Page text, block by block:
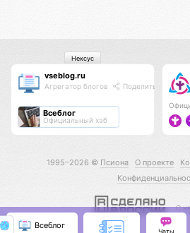
vseblog.ru
Агрегатор блогов Поделиться
Всеблог
Официальный хаб
Нексус
1995–2026 © Псиона О проекте
С
Всеблог
Чаты